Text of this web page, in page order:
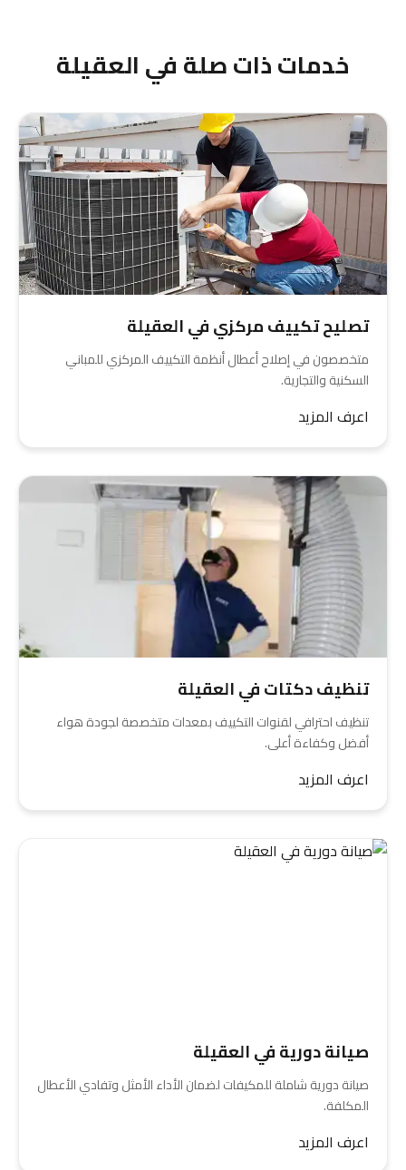
خدمات ذات صلة في العقيلة
تصليح تكييف مركزي في العقيلة
متخصصون في إصلاح أعطال أنظمة التكييف المركزي للمباني
السكنية والتجارية.
اعرف المزيد
تنظيف دكتات في العقيلة
تنظيف احترافي لقنوات التكييف بمعدات متخصصة لجودة هواء
أفضل وكفاءة أعلى.
اعرف المزيد
صيانة دورية في العقيلة
صيانة دورية شاملة للمكيفات لضمان الأداء الأمثل وتفادي الأعطال
المكلفة.
اعرف المزيد